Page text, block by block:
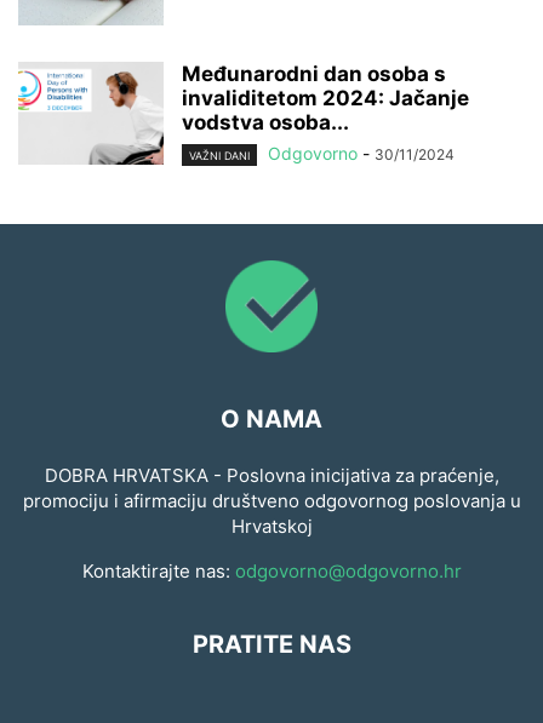
Međunarodni dan osoba s
invaliditetom 2024: Jačanje
vodstva osoba...
VAŽNI DANI Odgovorno - 30/11/2024
O NAMA
DOBRA HRVATSKA - Poslovna inicijativa za praćenje,
promociju i afirmaciju društveno odgovornog poslovanja u
Hrvatskoj
Kontaktirajte nas: odgovorno@odgovorno.hr
PRATITE NAS